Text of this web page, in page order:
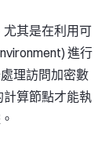
其是在利用可
進行
理訪問加密數
算節點才能執